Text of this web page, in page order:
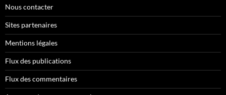
Nous contacter
Sites partenaires
Mentions légales
Flux des publications
Flux des commentaires